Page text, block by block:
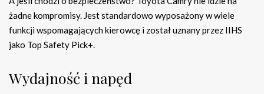
żadne kompromisy. Jest standardowo wyposażony w wiele
funkcji wspomagających kierowcę i został uznany przez IIHS
jako Top Safety Pick+.
Wydajność i napęd